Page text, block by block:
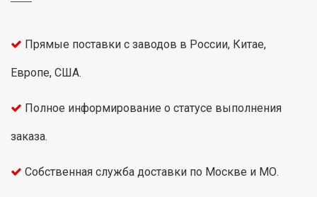
Прямые поставки с заводов в России, Китае,
Европе, США.
Полное информирование о статусе выполнения
заказа.
Собственная служба доставки по Москве и МО.